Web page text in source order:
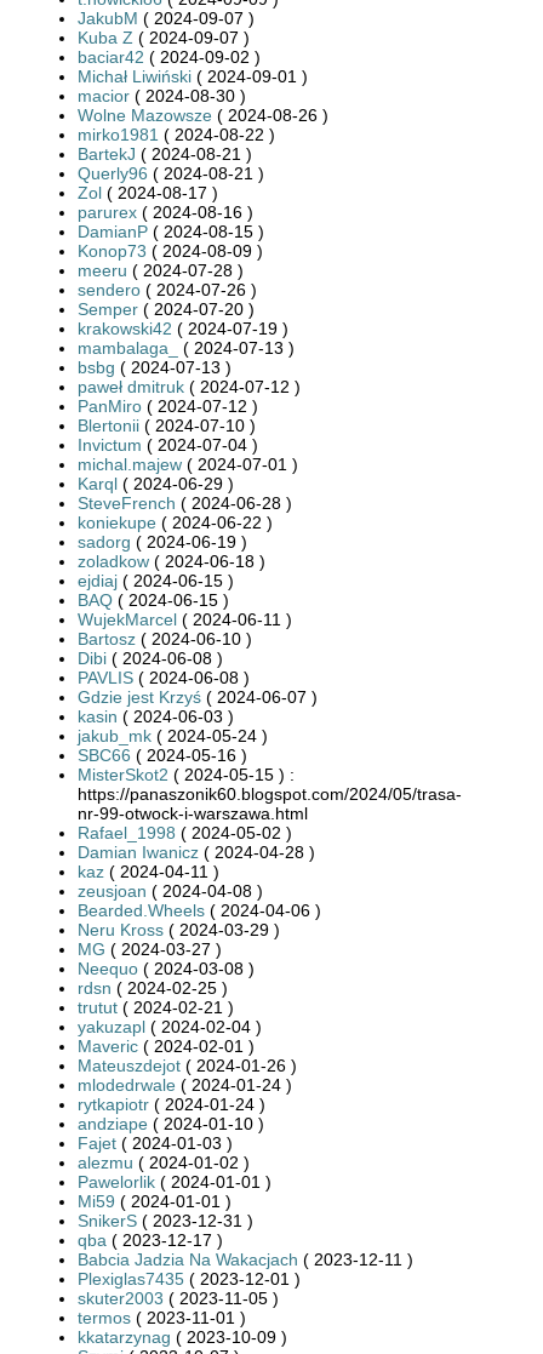
JakubM ( 2024-09-07 )
Kuba Z ( 2024-09-07 )
baciar42 ( 2024-09-02 )
Michał Liwiński ( 2024-09-01 )
macior ( 2024-08-30 )
Wolne Mazowsze ( 2024-08-26 )
mirko1981 ( 2024-08-22 )
BartekJ ( 2024-08-21 )
Querly96 ( 2024-08-21 )
Zol ( 2024-08-17 )
parurex ( 2024-08-16 )
DamianP ( 2024-08-15 )
Konop73 ( 2024-08-09 )
meeru ( 2024-07-28 )
sendero ( 2024-07-26 )
Semper ( 2024-07-20 )
krakowski42 ( 2024-07-19 )
mambalaga_
( 2024-07-13 )
bsbg ( 2024-07-13 )
paweł dmitruk ( 2024-07-12 )
PanMiro ( 2024-07-12 )
Blertonii ( 2024-07-10 )
Invictum ( 2024-07-04 )
michal.majew ( 2024-07-01 )
Karql ( 2024-06-29 )
SteveFrench ( 2024-06-28 )
koniekupe ( 2024-06-22 )
sadorg ( 2024-06-19 )
zoladkow ( 2024-06-18 )
ejdiaj ( 2024-06-15 )
BAQ ( 2024-06-15 )
WujekMarcel ( 2024-06-11 )
Bartosz ( 2024-06-10 )
Dibi ( 2024-06-08 )
PAVLIS ( 2024-06-08 )
Gdzie jest Krzyś ( 2024-06-07 )
kasin ( 2024-06-03 )
jakub_mk ( 2024-05-24 )
SBC66 ( 2024-05-16 )
MisterSkot2 ( 2024-05-15 ) :
https://panaszonik60.blogspot.com/2024/05/trasa-
nr-99-otwock-i-warszawa.html
Rafael_1998 ( 2024-05-02 )
Damian Iwanicz ( 2024-04-28 )
kaz ( 2024-04-11 )
zeusjoan ( 2024-04-08 )
Bearded.Wheels ( 2024-04-06 )
Neru Kross ( 2024-03-29 )
MG ( 2024-03-27 )
Neequo ( 2024-03-08 )
rdsn ( 2024-02-25 )
trutut ( 2024-02-21 )
yakuzapl ( 2024-02-04 )
Maveric ( 2024-02-01 )
Mateuszdejot ( 2024-01-26 )
mlodedrwale ( 2024-01-24 )
rytkapiotr ( 2024-01-24 )
andziape ( 2024-01-10 )
Fajet ( 2024-01-03 )
alezmu ( 2024-01-02 )
Pawelorlik ( 2024-01-01 )
Mi59 ( 2024-01-01 )
SnikerS ( 2023-12-31 )
qba ( 2023-12-17 )
Babcia Jadzia Na Wakacjach ( 2023-12-11 )
Plexiglas7435 ( 2023-12-01 )
skuter2003 ( 2023-11-05 )
termos ( 2023-11-01 )
kkatarzynag ( 2023-10-09 )